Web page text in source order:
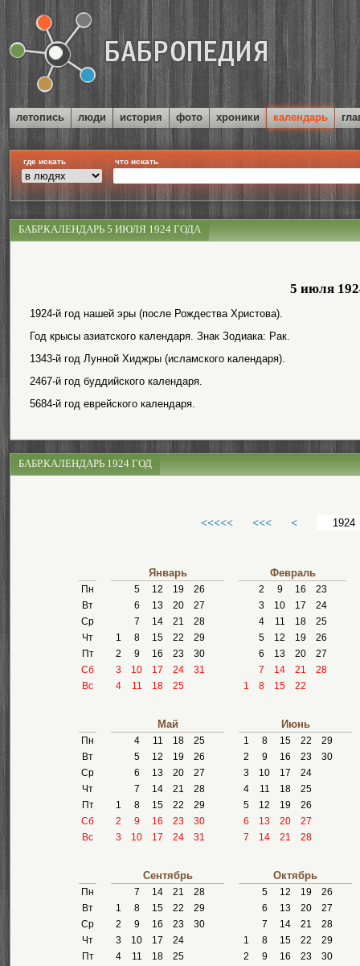
летопись люди история фото хроники календарь
где искать что искать
БАБР.КАЛЕНДАРЬ 5 ИЮЛЯ 1924 ГОДА
5 июля
1924-й год нашей эры (после Рождества Христова).
Год крысы азиатского календаря. Знак Зодиака: Рак.
1343-й год Лунной Хиджры (исламского календаря).
2467-й год буддийского календаря.
5684-й год еврейского календаря.
БАБР.КАЛЕНДАРЬ 1924 ГОД
<<<<< <<< <
Пн
Вт
Ср
Чт
Пт
Сб
Вс
Январь
5 12 19
26
6
13 20
27
7
14 21
28
1
8 15 22
29
2
9 16 23
30
3
10 17 24
31
4
11 18 25
Февраль
2 9 16
23
3
10 17
24
4
11 18
25
5
12 19
26
6
13 20
27
7
14 21
28
1
8 15 22
Пн
Вт
Ср
Чт
Пт
Сб
Вс
Май
4 11 18
25
5
12 19
26
6
13 20
27
7
14 21
28
1
8 15 22
29
2
9 16 23
30
3
10 17 24 31
Июнь
1 8 15 22
29
2
9 16 23
30
3
10 17
24
4
11 18
25
5
12 19
26
6
13 20
27
7
14 21 28
Пн
Вт
Ср
Чт
Пт
Сентябрь
7 14 21
28
1
8 15 22
29
2
9 16 23
30
3
10 17
24
4
11 18
25
Октябрь
5 12 19
26
6
13 20
27
7
14 21
28
1
8 15 22
29
2
9 16 23
30